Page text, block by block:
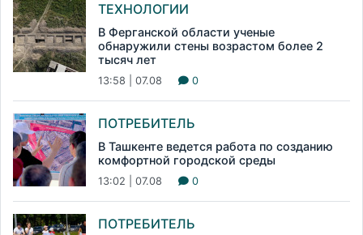
ТЕХНОЛОГИИ
В Ферганской области ученые
обнаружили стены возрастом более 2
тысяч лет
13:58 | 07.08 0
ПОТРЕБИТЕЛЬ
В Ташкенте ведется работа по созданию
комфортной городской среды
13:02 | 07.08 0
ПОТРЕБИТЕЛЬ